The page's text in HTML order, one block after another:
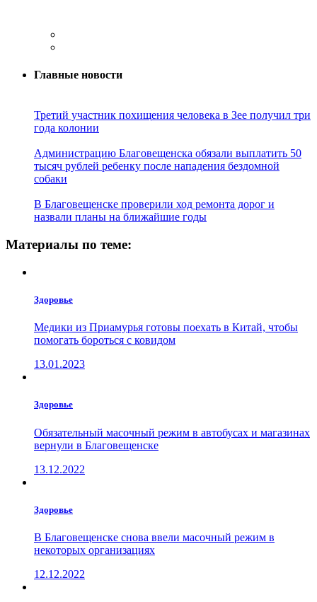
Главные новости
Третий участник похищения человека в Зее получил три
года колонии
Администрацию Благовещенска обязали выплатить 50
тысяч рублей ребенку после нападения бездомной
собаки
В Благовещенске проверили ход ремонта дорог и
назвали планы на ближайшие годы
Материалы по теме:
Здоровье
Медики из Приамурья готовы поехать в Китай, чтобы
помогать бороться с ковидом
13.01.2023
Здоровье
Обязательный масочный режим в автобусах и магазинах
вернули в Благовещенске
13.12.2022
Здоровье
В Благовещенске снова ввели масочный режим в
некоторых организациях
12.12.2022